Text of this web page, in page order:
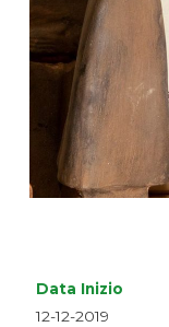
Data Inizio
12-12-2019